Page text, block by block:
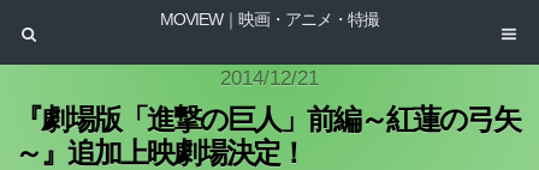
MOVIEW｜映画・アニメ・特撮
2014/12/21
『劇場版「進撃の巨人」前編～紅蓮の弓矢
～』追加上映劇場決定！